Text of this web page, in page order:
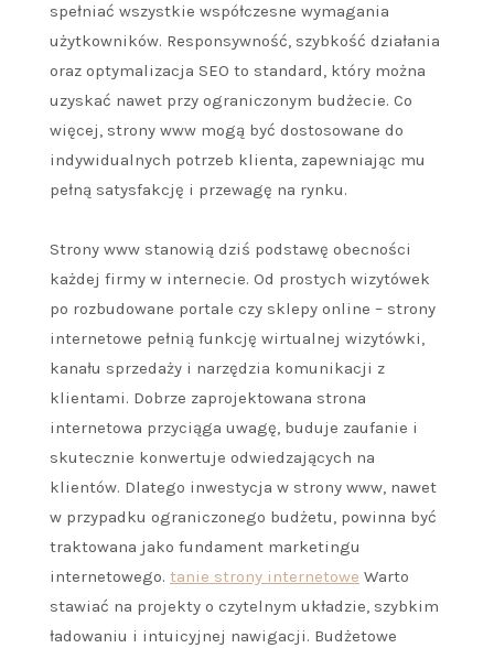
spełniać wszystkie współczesne wymagania
użytkowników. Responsywność, szybkość działania
oraz optymalizacja SEO to standard, który można
uzyskać nawet przy ograniczonym budżecie. Co
więcej, strony www mogą być dostosowane do
indywidualnych potrzeb klienta, zapewniając mu
pełną satysfakcję i przewagę na rynku.
Strony www stanowią dziś podstawę obecności
każdej firmy w internecie. Od prostych wizytówek
po rozbudowane portale czy sklepy online – strony
internetowe pełnią funkcję wirtualnej wizytówki,
kanału sprzedaży i narzędzia komunikacji z
klientami. Dobrze zaprojektowana strona
internetowa przyciąga uwagę, buduje zaufanie i
skutecznie konwertuje odwiedzających na
klientów. Dlatego inwestycja w strony www, nawet
w przypadku ograniczonego budżetu, powinna być
traktowana jako fundament marketingu
internetowego. tanie strony internetowe Warto
stawiać na projekty o czytelnym układzie, szybkim
ładowaniu i intuicyjnej nawigacji. Budżetowe